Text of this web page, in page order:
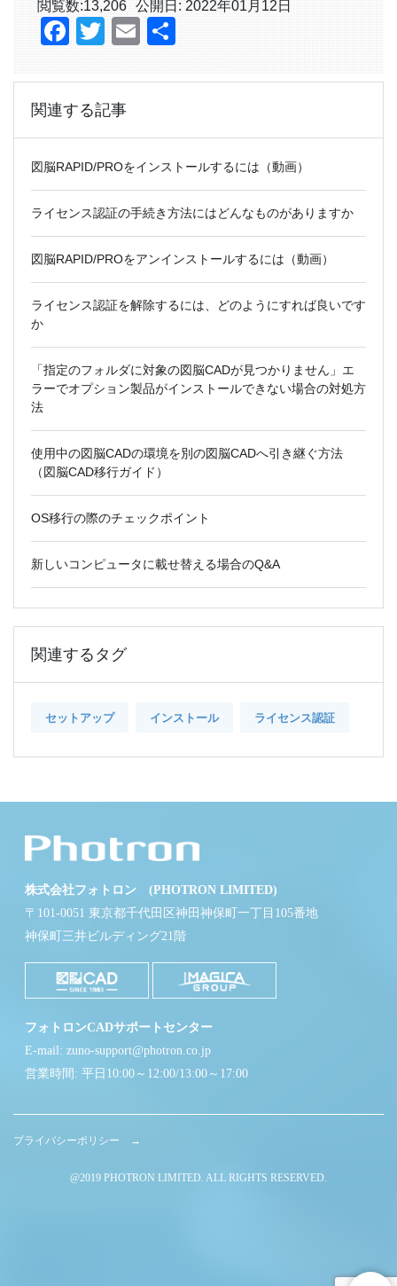
閲覧数:13,206 公開日: 2022年01月12日
Facebook
TwitterEmail
関連する記事
図脳RAPID/PROをインストールするには（動画）
ライセンス認証の手続き方法にはどんなものがありますか
図脳RAPID/PROをアンインストールするには（動画）
ライセンス認証を解除するには、どのようにすれば良いです
か
「指定のフォルダに対象の図脳CADが見つかりません」エ
ラーでオプション製品がインストールできない場合の対処方
法
使用中の図脳CADの環境を別の図脳CADへ引き継ぐ方法
（図脳CAD移行ガイド）
OS移行の際のチェックポイント
新しいコンピュータに載せ替える場合のQ&A
関連するタグ
セットアップ インストール ライセンス認証
株式会社フォトロン (PHOTRON LIMITED)
〒101-0051 東京都千代田区神田神保町一丁目105番地
神保町三井ビルディング21階
フォトロンCADサポートセンター
E-mail: zuno-support@photron.co.jp
営業時間: 平日10:00～12:00/13:00～17:00
プライバシーポリシー →
@2019 PHOTRON LIMITED. ALL RIGHTS RESERVED.